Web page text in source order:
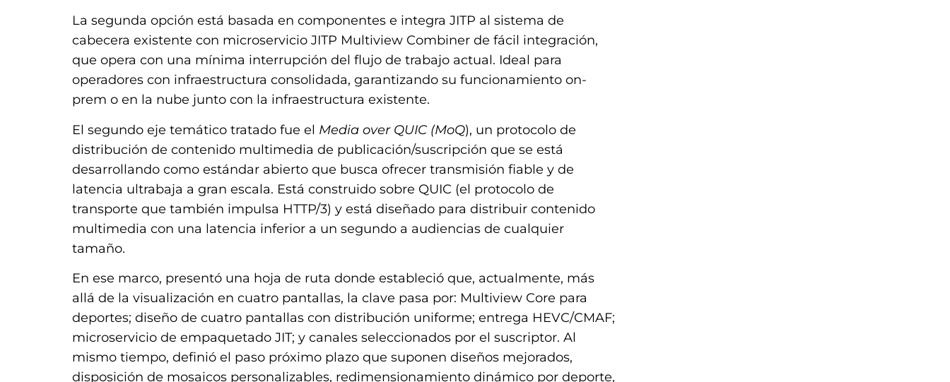
La segunda opción está basada en componentes e integra JITP al sistema de
cabecera existente con microservicio JITP Multiview Combiner de fácil integración,
que opera con una mínima interrupción del flujo de trabajo actual. Ideal para
operadores con infraestructura consolidada, garantizando su funcionamiento on-
prem o en la nube junto con la infraestructura existente.
El segundo eje temático tratado fue el Media over QUIC (MoQ), un protocolo de
distribución de contenido multimedia de publicación/suscripción que se está
desarrollando como estándar abierto que busca ofrecer transmisión fiable y de
latencia ultrabaja a gran escala. Está construido sobre QUIC (el protocolo de
transporte que también impulsa HTTP/3) y está diseñado para distribuir contenido
multimedia con una latencia inferior a un segundo a audiencias de cualquier
tamaño.
En ese marco, presentó una hoja de ruta donde estableció que, actualmente, más
allá de la visualización en cuatro pantallas, la clave pasa por: Multiview Core para
deportes; diseño de cuatro pantallas con distribución uniforme; entrega HEVC/CMAF;
microservicio de empaquetado JIT; y canales seleccionados por el suscriptor. Al
mismo tiempo, definió el paso próximo plazo que suponen diseños mejorados,
disposición de mosaicos personalizables, redimensionamiento dinámico por deporte,